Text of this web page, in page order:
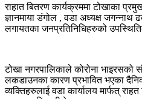
राहात बितरण कार्यक्रममा टोखाका
ज्ञानमाया डंगोल , वडा अध्यक्ष जगन्नाथ
लगायतका जनप्रतिनिधिहरुको
टोखा नगरपालिकाले कोरोना भाइरसको
लकडाउनका कारण प्रभावित भएका दैनिक
व्यक्तिहरुलाई वडा कार्यालय मार्फत्